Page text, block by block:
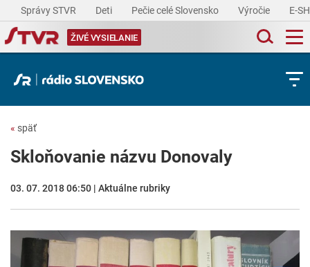
Správy STVR Deti Pečie celé Slovensko Výročie E-
ŽIVÉ VYSIELANIE
« späť
Skloňovanie názvu Donovaly
03. 07. 2018 06:50 | Aktuálne rubriky